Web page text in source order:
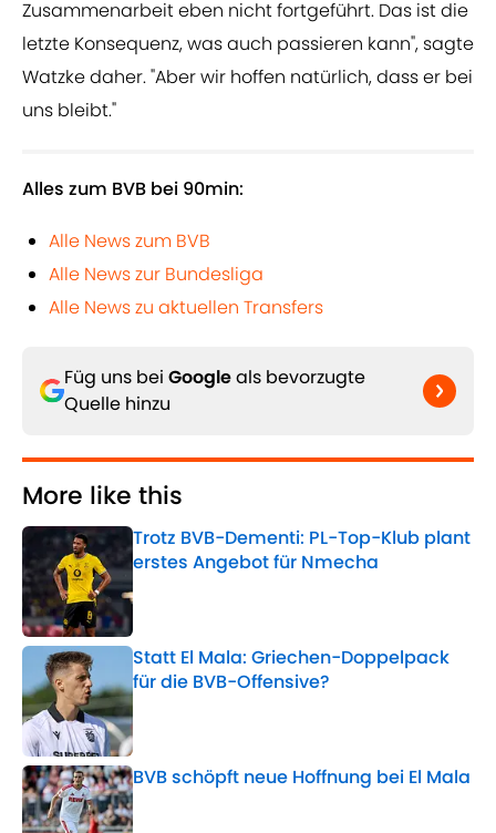
Zusammenarbeit eben nicht fortgeführt. Das ist die
letzte Konsequenz, was auch passieren kann", sagte
Watzke daher. "Aber wir hoffen natürlich, dass er bei
uns bleibt."
Alles zum BVB bei 90min:
Alle News zum BVB
Alle News zur Bundesliga
Alle News zu aktuellen Transfers
Füg uns bei Googleals bevorzugte
Quelle hinzu
More like this
Trotz BVB-Dementi: PL-Top-Klub plant
erstes Angebot für Nmecha
Published by on Invalid Date
Statt El Mala: Griechen-Doppelpack
für die BVB-Offensive?
Published by on Invalid Date
BVB schöpft neue Hoffnung bei El Mala
Published by on Invalid Date